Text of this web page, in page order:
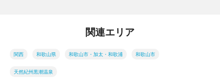
関連エリア
関西 和歌山県 和歌山市・加太・和歌浦 和歌山市
天然紀州黒潮温泉